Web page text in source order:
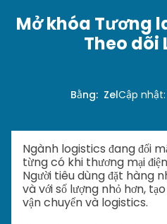
Mở khóa Tương
Theo dõi
Bằng: ZelCập nhật:
Ngành logistics đang đối
từng có khi thương mại
Người tiêu dùng đặt hàng
và với số lượng nhỏ hơn,
vận chuyển và logistics.